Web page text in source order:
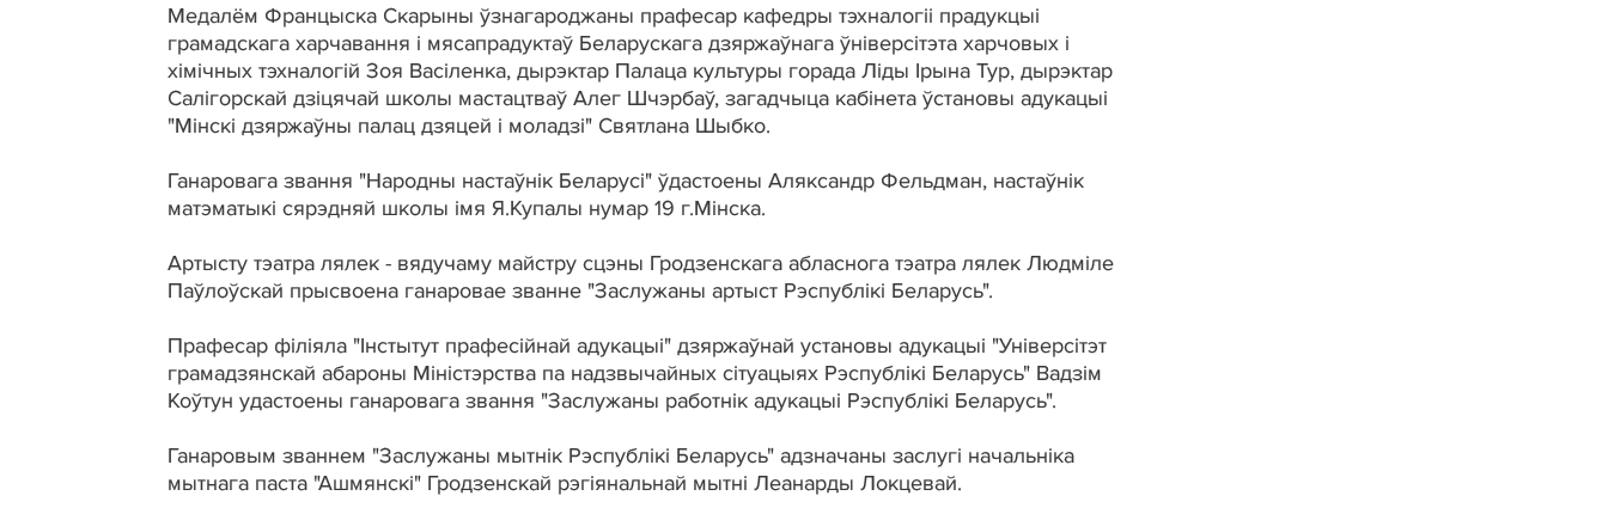
Медалём Францыска Скарыны ўзнагароджаны прафесар кафедры тэхналогіі прадукцыі
грамадскага харчавання і мясапрадуктаў Беларускага дзяржаўнага ўніверсітэта харчовых і
хімічных тэхналогій Зоя Васіленка, дырэктар Палаца культуры горада Ліды Ірына Тур, дырэктар
Салігорскай дзіцячай школы мастацтваў Алег Шчэрбаў, загадчыца кабінета ўстановы адукацыі
"Мінскі дзяржаўны палац дзяцей і моладзі" Святлана Шыбко.
Ганаровага звання "Народны настаўнік Беларусі" ўдастоены Аляксандр Фельдман, настаўнік
матэматыкі сярэдняй школы імя Я.Купалы нумар 19 г.Мінска.
Артысту тэатра лялек - вядучаму майстру сцэны Гродзенскага абласнога тэатра лялек Людміле
Паўлоўскай прысвоена ганаровае званне "Заслужаны артыст Рэспублікі Беларусь".
Прафесар філіяла "Інстытут прафесійнай адукацыі" дзяржаўнай установы адукацыі "Універсітэт
грамадзянскай абароны Міністэрства па надзвычайных сітуацыях Рэспублікі Беларусь" Вадзім
Коўтун удастоены ганаровага звання "Заслужаны работнік адукацыі Рэспублікі Беларусь".
Ганаровым званнем "Заслужаны мытнік Рэспублікі Беларусь" адзначаны заслугі начальніка
мытнага паста "Ашмянскі" Гродзенскай рэгіянальнай мытні Леанарды Локцевай.